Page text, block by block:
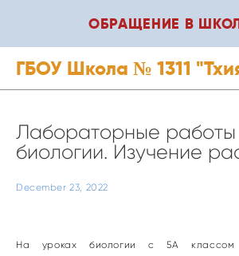
ОБРАЩЕНИЕ В
ГБОУ Школа № 1311
December 23, 2022
Лабораторные
биологии. Изучение
На уроках биологии с 5А классом